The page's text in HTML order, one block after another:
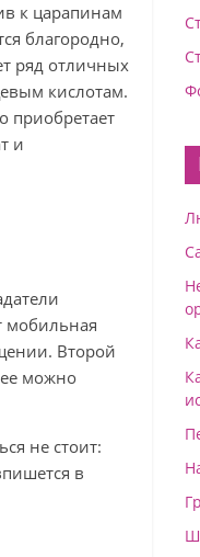
к царапинам
благородно,
ряд отличных
кислотам.
приобретает
и
мобильная
Второй
можно
не стоит:
в